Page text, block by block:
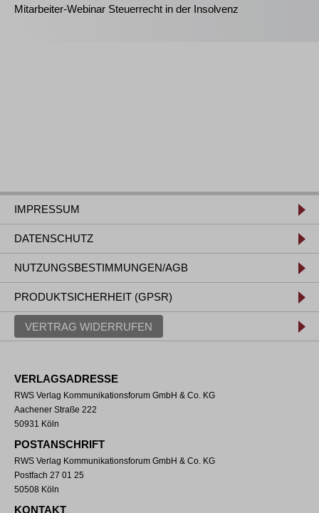
Mitarbeiter-Webinar Steuerrecht in der Insolvenz
IMPRESSUM
DATENSCHUTZ
NUTZUNGSBESTIMMUNGEN/AGB
PRODUKTSICHERHEIT (GPSR)
VERTRAG WIDERRUFEN
VERLAGSADRESSE
RWS Verlag Kommunikationsforum GmbH & Co. KG
Aachener Straße 222
50931 Köln
POSTANSCHRIFT
RWS Verlag Kommunikationsforum GmbH & Co. KG
Postfach 27 01 25
50508 Köln
KONTAKT